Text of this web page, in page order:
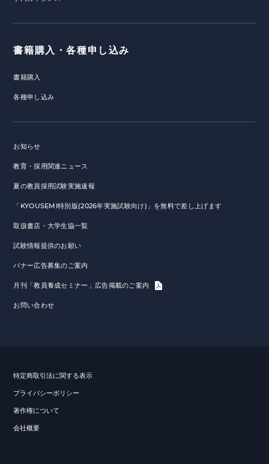
書籍購入・各種申し込み
書籍購入
各種申し込み
お知らせ
教育・採用関連ニュース
夏の教員採用試験実施速報
「KYOUSEMI特別版(2026年実施試験向け)」を無料で差し上げます
取扱書店・大学生協一覧
試験情報提供のお願い
バナー広告募集のご案内
月刊「教員養成セミナー」広告掲載のご案内
お問い合わせ
特定商取引法に関する表示
プライバシーポリシー
著作権について
会社概要